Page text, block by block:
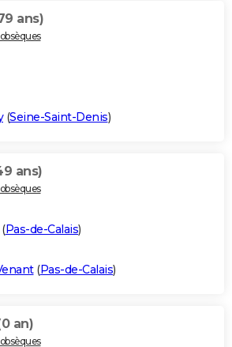
ans)
(Seine-Saint-Denis)
ans)
(Pas-de-Calais)
(Pas-de-Calais)
an)